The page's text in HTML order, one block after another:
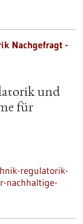
Nachgefragt -
und
für
regulatorik-
nachhaltige-